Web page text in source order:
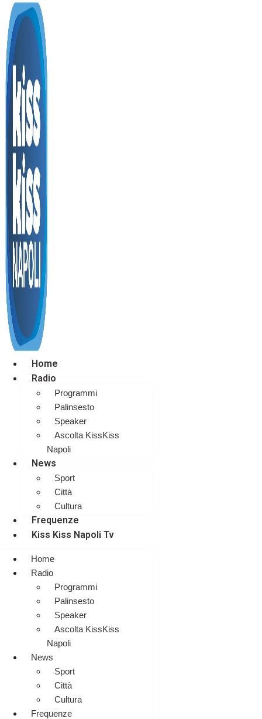
Home
Radio
Programmi
Palinsesto
Speaker
Ascolta KissKiss
Napoli
News
Sport
Città
Cultura
Frequenze
Kiss Kiss Napoli Tv
Home
Radio
Programmi
Palinsesto
Speaker
Ascolta KissKiss
Napoli
News
Sport
Città
Cultura
Frequenze